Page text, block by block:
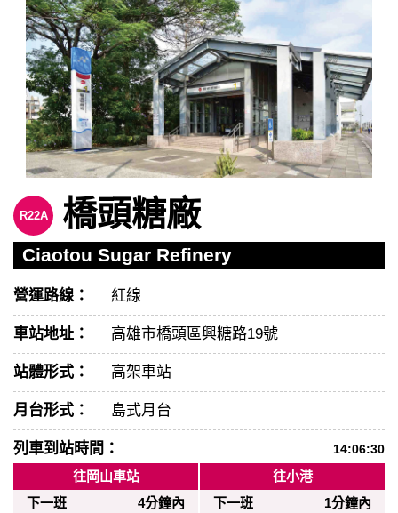
R22A 橋頭糖廠
Ciaotou Sugar Refinery
營運路線： 紅線
車站地址： 高雄市橋頭區興糖路19號
站體形式： 高架車站
月台形式： 島式月台
列車到站時間： 14:06:30
往岡山車站
下一班
4分鐘內
往小港
下一班
1分鐘內